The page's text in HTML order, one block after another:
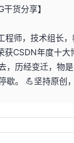
货分享】
程师，技术组长
CSDN年度十大
，历经变迁，物
歇。 💪坚持原创